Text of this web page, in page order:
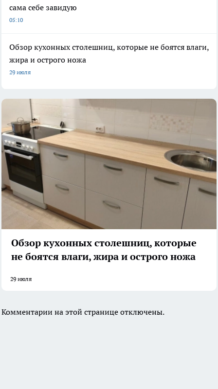
сама себе завидую
05:10
Обзор кухонных столешниц, которые не боятся влаги,
жира и острого ножа
29 июля
Обзор кухонных столешниц, которые
не боятся влаги, жира и острого ножа
29 июля
Комментарии на этой странице отключены.